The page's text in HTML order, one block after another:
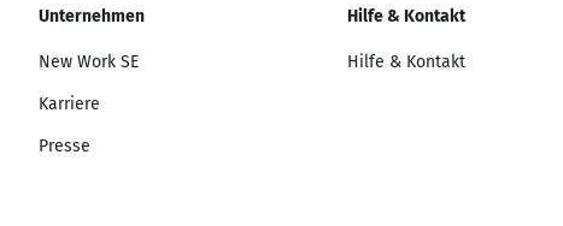
Unternehmen
New Work SE
Karriere
Presse
Hilfe & Kontakt
Hilfe & Kontakt